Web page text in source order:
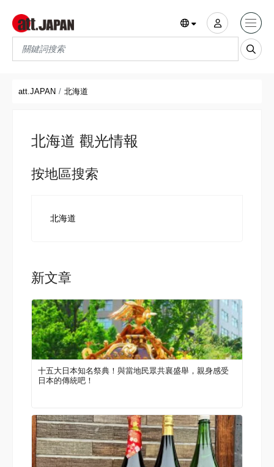
Translations title cont
att.JAPAN 北海道
北海道 觀光情報
按地區搜索
北海道
新文章
十五大日本知名祭典！與當地民眾共襄盛舉，親身感受
日本的傳統吧！